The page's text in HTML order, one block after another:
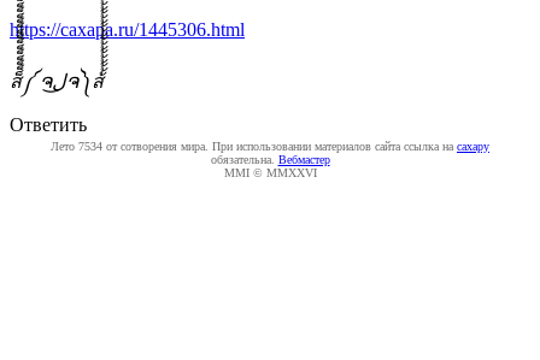
https://caxapa.ru/1445306.html
ส็็็็็็็็็็็็็็็็็็็็็็็็็༼ ຈل͜ຈ༽ส้้้้้้้้้้้้้้้้้้้้้้้
Ответить
Лето 7534 от сотворения мира. При использовании материалов сайта ссылка на caxapу
обязательна. Вебмастер
MMI © MMXXVI